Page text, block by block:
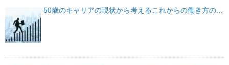
50歳のキャリアの現状から考えるこれからの働き方の...